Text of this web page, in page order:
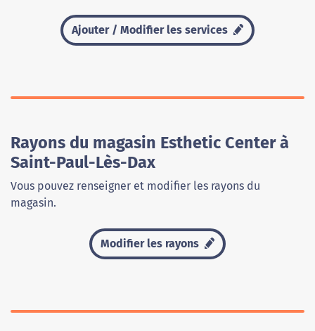
Ajouter / Modifier les services
Rayons du magasin Esthetic Center à
Saint-Paul-Lès-Dax
Vous pouvez renseigner et modifier les rayons du
magasin.
Modifier les rayons